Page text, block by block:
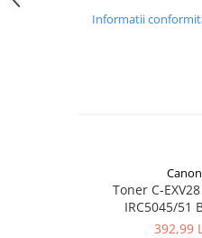
Informatii
Canon
Toner C-
IRC5045/51
392,99